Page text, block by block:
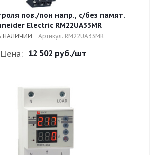
пов./пон напр., с/без памят.
Electric RM22UA33MR
НАЛИЧИИ Артикул: RM22UA33MR
Цена: 12 502 руб./шт